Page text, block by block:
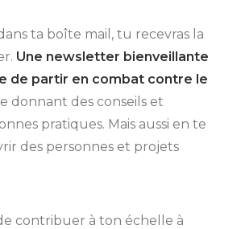
ta boîte mail, tu recevras la
Une newsletter bienveillante
de partir en combat contre le
donnant des conseils et
pratiques. Mais aussi en te
des personnes et projets
contribuer à ton échelle à